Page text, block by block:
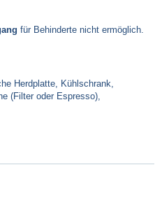
für Behinderte nicht ermöglich.
Herdplatte, Kühlschrank,
(Filter oder Espresso),